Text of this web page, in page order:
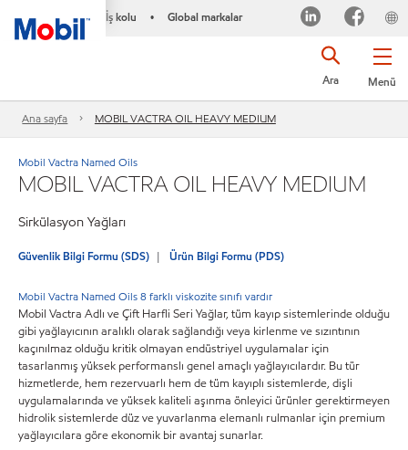
İş kolu • Global markalar
Menü
Ara
Ana sayfa MOBIL VACTRA OIL HEAVY MEDIUM
Mobil Vactra Named Oils
MOBIL VACTRA OIL HEAVY MEDIUM
Sirkülasyon Yağları
Güvenlik Bilgi Formu (SDS) Ürün Bilgi Formu (PDS)
Mobil Vactra Named Oils 8 farklı viskozite sınıfı vardır
Mobil Vactra Adlı ve Çift Harfli Seri Yağlar, tüm kayıp sistemlerinde olduğu
gibi yağlayıcının aralıklı olarak sağlandığı veya kirlenme ve sızıntının
kaçınılmaz olduğu kritik olmayan endüstriyel uygulamalar için
tasarlanmış yüksek performanslı genel amaçlı yağlayıcılardır. Bu tür
hizmetlerde, hem rezervuarlı hem de tüm kayıplı sistemlerde, dişli
uygulamalarında ve yüksek kaliteli aşınma önleyici ürünler gerektirmeyen
hidrolik sistemlerde düz ve yuvarlanma elemanlı rulmanlar için premium
yağlayıcılara göre ekonomik bir avantaj sunarlar.